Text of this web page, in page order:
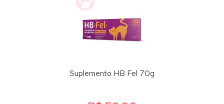
Suplemento HB Fel 70g